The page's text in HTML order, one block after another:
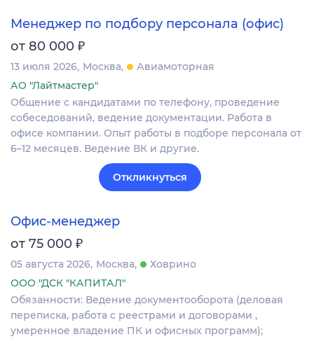
Менеджер по подбору персонала (офис)
от 80 000 ₽
13 июля 2026 Москва
Авиамоторная
АО "Лайтмастер"
Общение с кандидатами по телефону, проведение
собеседований, ведение документации. Работа в
офисе компании. Опыт работы в подборе персонала от
6–12 месяцев. Ведение ВК и другие.
Откликнуться
Офис-менеджер
от 75 000 ₽
05 августа 2026 Москва
Ховрино
ООО "ДСК "КАПИТАЛ"
Обязанности: Ведение документооборота (деловая
переписка, работа с реестрами и договорами ,
умеренное владение ПК и офисных программ);